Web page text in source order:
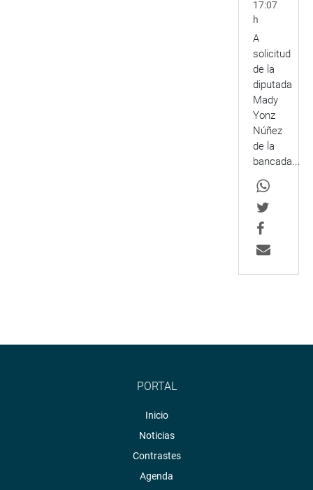
17:07
h
A
solicitud
de la
diputada
Mady
Yonz
Núñez
de la
bancada...
PORTAL
Inicio
Noticias
Contrastes
Agenda